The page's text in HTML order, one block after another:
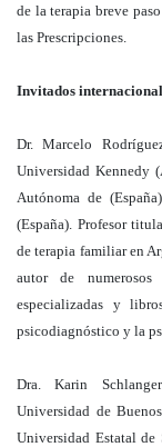
de la terapia breve
las Prescripciones.
Invitados
Dr. Marcelo
Universidad Kennedy
Autónoma de
(España). Profesor
de terapia familiar en
autor de
especializadas y
psicodiagnóstico y la
Dra. Karin
Universidad de
Universidad Estatal